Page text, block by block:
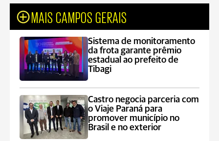
MAIS CAMPOS GERAIS
Sistema de monitoramento
da frota garante prêmio
estadual ao prefeito de
Tibagi
Castro negocia parceria com
o Viaje Paraná para
promover município no
Brasil e no exterior